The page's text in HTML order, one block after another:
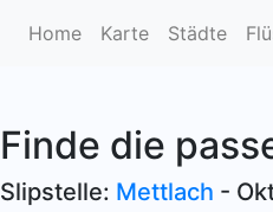
Home Karte Städte
Finde die
Slipstelle: Mettlach -